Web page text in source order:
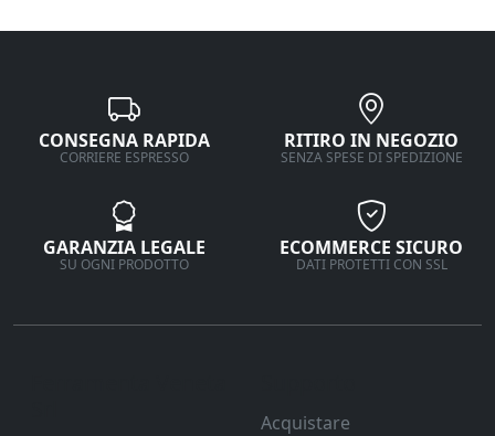
CONSEGNA RAPIDA
CORRIERE ESPRESSO
RITIRO IN NEGOZIO
SENZA SPESE DI SPEDIZIONE
GARANZIA LEGALE
SU OGNI PRODOTTO
ECOMMERCE SICURO
DATI PROTETTI CON SSL
Acquistare